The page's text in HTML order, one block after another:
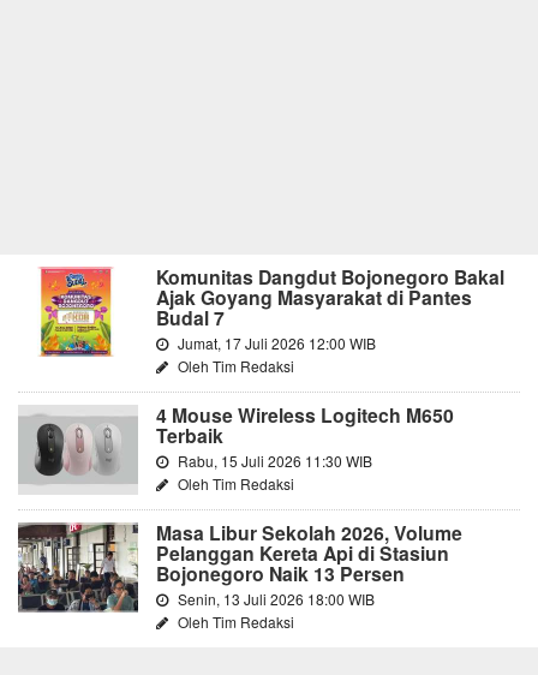
Komunitas Dangdut Bojonegoro Bakal
Ajak Goyang Masyarakat di Pantes
Budal 7
Jumat, 17 Juli 2026 12:00 WIB
Oleh Tim Redaksi
4 Mouse Wireless Logitech M650
Terbaik
Rabu, 15 Juli 2026 11:30 WIB
Oleh Tim Redaksi
Masa Libur Sekolah 2026, Volume
Pelanggan Kereta Api di Stasiun
Bojonegoro Naik 13 Persen
Senin, 13 Juli 2026 18:00 WIB
Oleh Tim Redaksi